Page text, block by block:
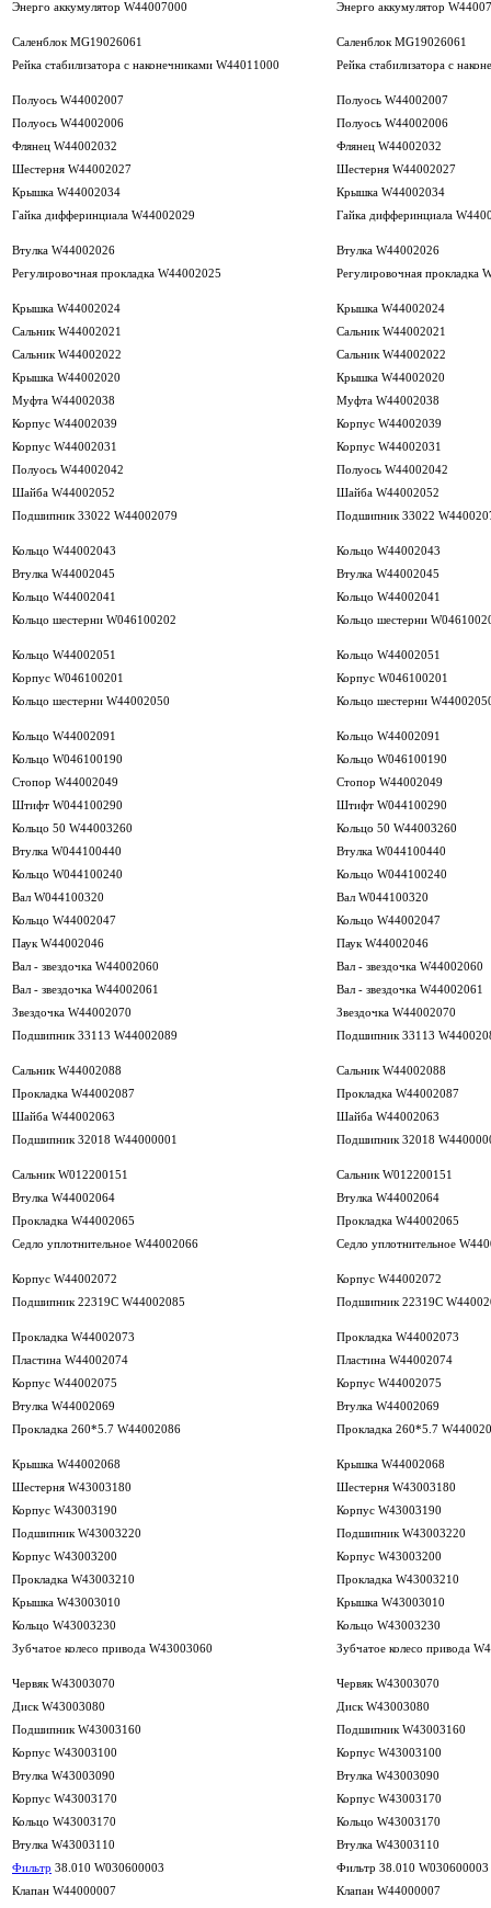
Энерго аккумулятор W44007000 Энерго аккумулятор
Саленблок MG19026061
Саленблок MG19026061
Рейка стабилизатора с наконечниками W44011000
Рейка стабилизатора с
Полуось W44002007
Полуось W44002007
Полуось W44002006
Полуось W44002006
Флянец W44002032
Флянец W44002032
Шестерня W44002027
Шестерня W44002027
Крышка W44002034
Крышка W44002034
Гайка дифферинциала W44002029
Гайка дифферинциала
Втулка W44002026
Втулка W44002026
Регулировочная прокладка W44002025
Регулировочная прокладка
Крышка W44002024
Крышка W44002024
Сальник W44002021
Сальник W44002021
Сальник W44002022
Сальник W44002022
Крышка W44002020
Крышка W44002020
Муфта W44002038
Муфта W44002038
Корпус W44002039
Корпус W44002039
Корпус W44002031
Корпус W44002031
Полуось W44002042
Полуось W44002042
Шайба W44002052
Шайба W44002052
Подшипник 33022 W44002079
Подшипник 33022
Кольцо W44002043
Кольцо W44002043
Втулка W44002045
Втулка W44002045
Кольцо W44002041
Кольцо W44002041
Кольцо шестерни W046100202
Кольцо шестерни
Кольцо W44002051
Кольцо W44002051
Корпус W046100201
Корпус W046100201
Кольцо шестерни W44002050
Кольцо шестерни
Кольцо W44002091
Кольцо W44002091
Кольцо W046100190
Кольцо W046100190
Стопор W44002049
Стопор W44002049
Штифт W044100290
Штифт W044100290
Кольцо 50 W44003260
Кольцо 50 W44003260
Втулка W044100440
Втулка W044100440
Кольцо W044100240
Кольцо W044100240
Вал W044100320
Вал W044100320
Кольцо W44002047
Кольцо W44002047
Паук W44002046
Паук W44002046
Вал - звездочка W44002060
Вал - звездочка W44002060
Вал - звездочка W44002061
Вал - звездочка W44002061
Звездочка W44002070
Звездочка W44002070
Подшипник 33113 W44002089
Подшипник 33113
Сальник W44002088
Сальник W44002088
Прокладка W44002087
Прокладка W44002087
Шайба W44002063
Шайба W44002063
Подшипник 32018 W44000001
Подшипник 32018
Сальник W012200151
Сальник W012200151
Втулка W44002064
Втулка W44002064
Прокладка W44002065
Прокладка W44002065
Седло уплотнительное W44002066
Седло уплотнительное
Корпус W44002072
Корпус W44002072
Подшипник 22319C W44002085
Подшипник 22319C
Прокладка W44002073
Прокладка W44002073
Пластина W44002074
Пластина W44002074
Корпус W44002075
Корпус W44002075
Втулка W44002069
Втулка W44002069
Прокладка 260*5.7 W44002086
Прокладка 260*5.7
Крышка W44002068
Крышка W44002068
Шестерня W43003180
Шестерня W43003180
Корпус W43003190
Корпус W43003190
Подшипник W43003220
Подшипник W43003220
Корпус W43003200
Корпус W43003200
Прокладка W43003210
Прокладка W43003210
Крышка W43003010
Крышка W43003010
Кольцо W43003230
Кольцо W43003230
Зубчатое колесо привода W43003060
Зубчатое колесо привода
Червяк W43003070
Червяк W43003070
Диск W43003080
Диск W43003080
Подшипник W43003160
Подшипник W43003160
Корпус W43003100
Корпус W43003100
Втулка W43003090
Втулка W43003090
Корпус W43003170
Корпус W43003170
Кольцо W43003170
Кольцо W43003170
Втулка W43003110
Втулка W43003110
Фильтр 38.010 W030600003
Фильтр 38.010 W030600003
Клапан W44000007
Клапан W44000007